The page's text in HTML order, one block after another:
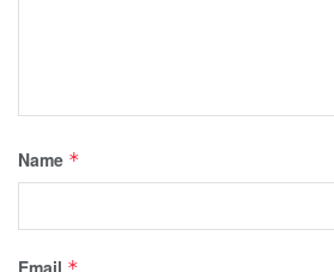
Name *
Email